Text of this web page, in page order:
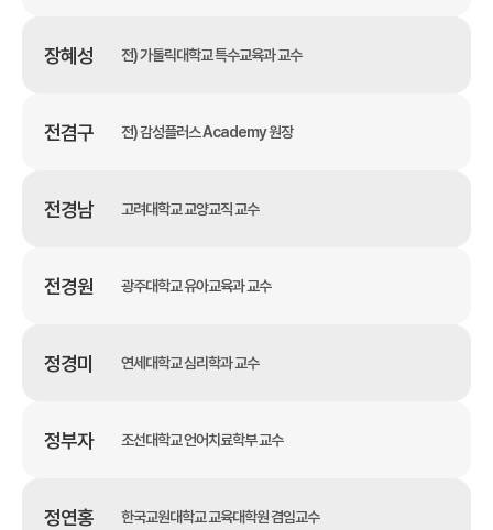
장혜성 전) 가톨릭대학교 특수교육과 교수
전겸구 전) 감성플러스 Academy 원장
전경남 고려대학교 교양교직 교수
전경원 광주대학교 유아교육과 교수
정경미 연세대학교 심리학과 교수
정부자 조선대학교 언어치료학부 교수
정연홍 한국교원대학교 교육대학원 겸임교수